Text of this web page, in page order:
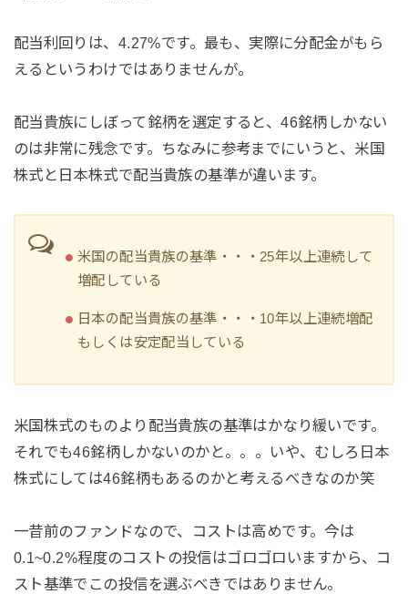
配当利回りは、4.27%です。最も、実際に分配金がもら
えるというわけではありませんが。
配当貴族にしぼって銘柄を選定すると、46銘柄しかない
のは非常に残念です。ちなみに参考までにいうと、米国
株式と日本株式で配当貴族の基準が違います。
米国の配当貴族の基準・・・25年以上連続して
増配している
日本の配当貴族の基準・・・10年以上連続増配
もしくは安定配当している
米国株式のものより配当貴族の基準はかなり緩いです。
それでも46銘柄しかないのかと。。。いや、むしろ日本
株式にしては46銘柄もあるのかと考えるべきなのか笑
一昔前のファンドなので、コストは高めです。今は
0.1~0.2%程度のコストの投信はゴロゴロいますから、コ
スト基準でこの投信を選ぶべきではありません。